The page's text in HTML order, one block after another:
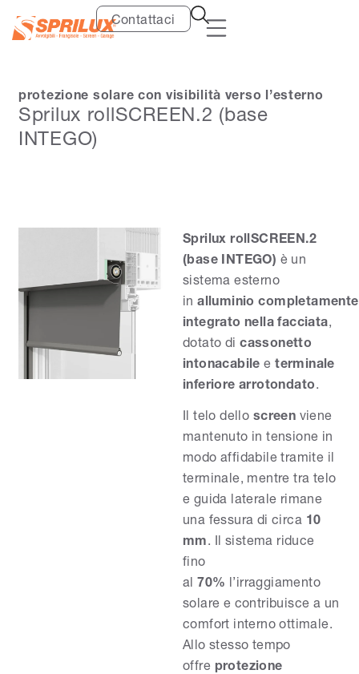
Contattaci
protezione solare con visibilità verso l’esterno
Sprilux rollSCREEN.2 (base
INTEGO)
Sprilux rollSCREEN.2
(base INTEGO) è un
sistema esterno
inalluminio completamente
integrato nella facciata,
dotato dicassonetto
intonacabile eterminale
inferiore arrotondato.
Il telo dello screen viene
mantenuto in tensione in
modo affidabile tramite il
terminale, mentre tra telo
e guida laterale rimane
una fessura di circa 10
mm. Il sistema riduce
fino
al70% l’irraggiamento
solare e contribuisce a un
comfort interno ottimale.
Allo stesso tempo
offre protezione